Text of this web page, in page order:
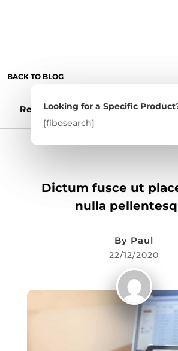
Looking for a Specific
[fibosearch]
Looking for a Specific
[fibosearch]
BACK TO BLOG
Read Article Discussion –0
Dictum fusce ut
nulla
By Paul
22/12/2020